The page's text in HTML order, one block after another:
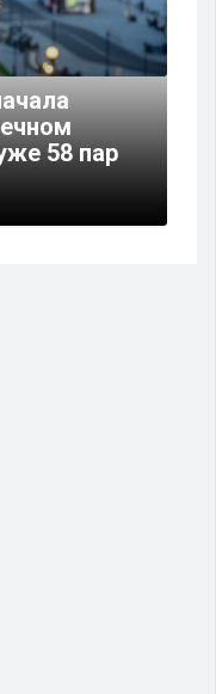
58 пар